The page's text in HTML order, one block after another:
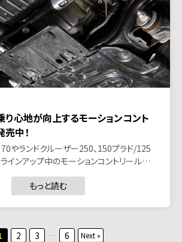
り心地が向上するモーションコント
中！
やランドクルーザー250、150プラド/125
インアップ中のモーションコントリール…
もっと読む
2 3 … 6 Next »